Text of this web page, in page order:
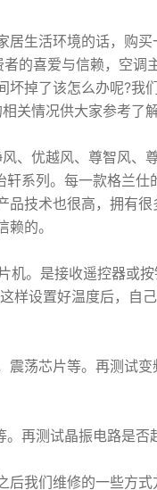
生活环境的话，购买
的喜爱与信赖，空调
掉了该怎么办呢?我
关情况供大家参考了解
优越风、尊智风、尊
系列。每一款格兰仕
技术也很高，拥有很
的。
。是接收遥控器或按
样设置好温度后，自
荡芯片等。再测试变
测试晶振电路是否
我们维修的一些方式